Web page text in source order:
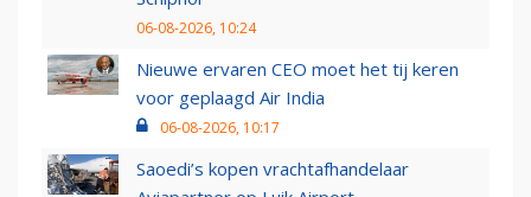
06-08-2026, 10:24
Nieuwe ervaren CEO moet het tij keren
voor geplaagd Air India
06-08-2026, 10:17
Saoedi’s kopen vrachtafhandelaar